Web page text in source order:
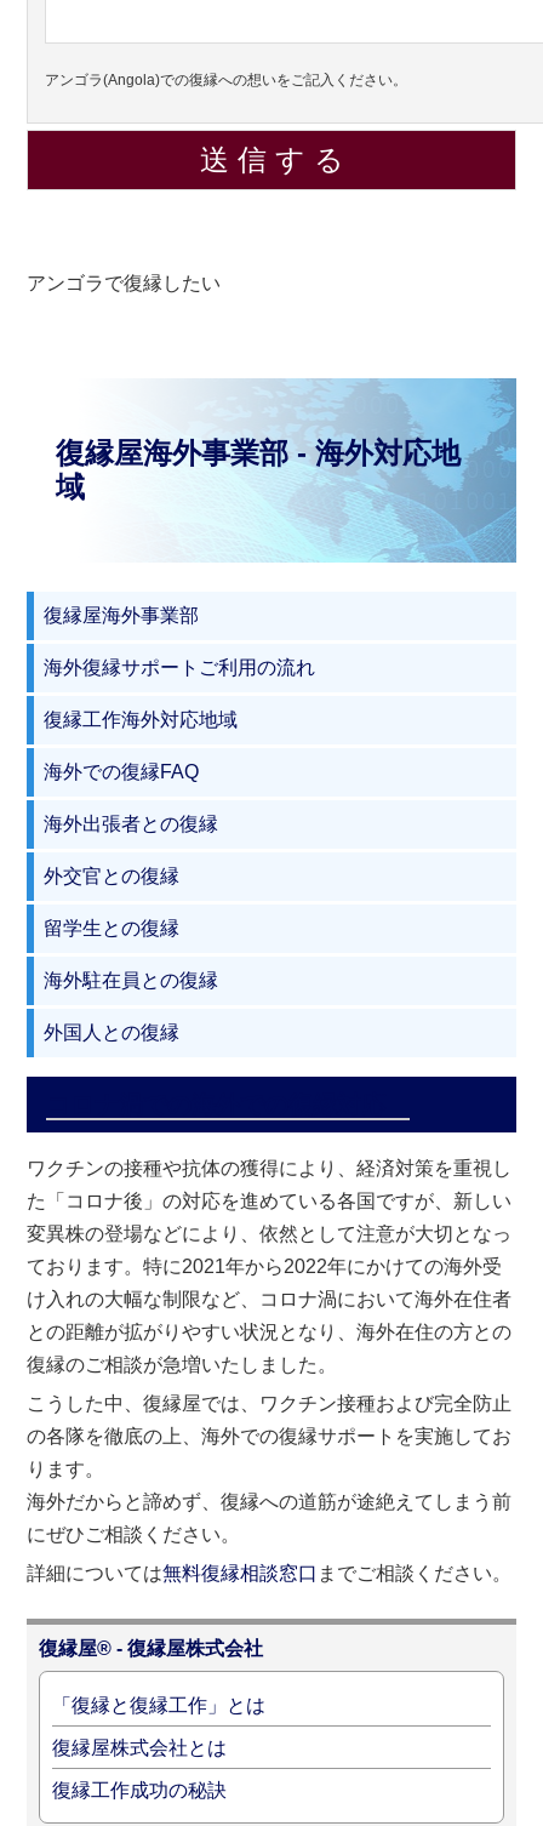
アンゴラ(Angola)での復縁への想いをご記入ください。
アンゴラで復縁したい
復縁屋海外事業部 - 海外対応地
域
復縁屋海外事業部
海外復縁サポートご利用の流れ
復縁工作海外対応地域
海外での復縁FAQ
海外出張者との復縁
外交官との復縁
留学生との復縁
海外駐在員との復縁
外国人との復縁
ワクチンの接種や抗体の獲得により、経済対策を重視し
た「コロナ後」の対応を進めている各国ですが、新しい
変異株の登場などにより、依然として注意が大切となっ
ております。特に2021年から2022年にかけての海外受
け入れの大幅な制限など、コロナ渦において海外在住者
との距離が拡がりやすい状況となり、海外在住の方との
復縁のご相談が急増いたしました。
こうした中、復縁屋では、ワクチン接種および完全防止
の各隊を徹底の上、海外での復縁サポートを実施してお
ります。
海外だからと諦めず、復縁への道筋が途絶えてしまう前
にぜひご相談ください。
詳細については無料復縁相談窓口 までご相談ください。
復縁屋® - 復縁屋株式会社
「復縁と復縁工作」とは
復縁屋株式会社とは
復縁工作成功の秘訣